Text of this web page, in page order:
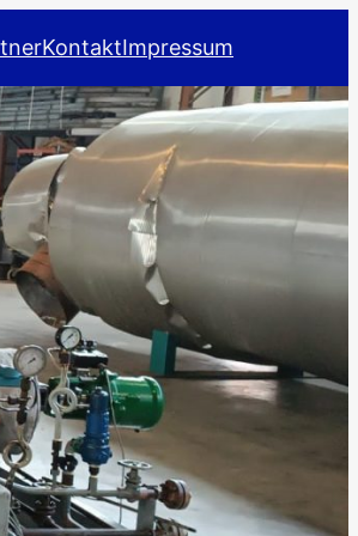
KontaktImpressum